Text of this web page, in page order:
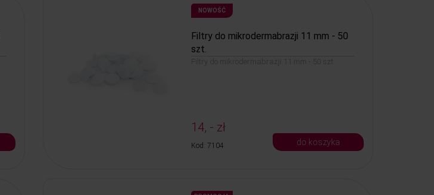
NOWOŚĆ
Filtry do mikrodermabrazji 11 mm - 50
szt.
Filtry do mikrodermabrazji 11 mm - 50 szt.
14, - zł
Kod: 7104 do koszyka